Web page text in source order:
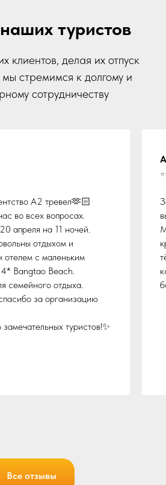
туристов
делая их отпуск
стремимся к долгому и
сотрудничеству
А2 тревел🫶🏻
во всех вопросах.
апреля на 11 ночей.
отдыхом и
с маленьким
Bangtao Beach.
семейного отдыха.
за организацию
туристов!✨
Все отзывы